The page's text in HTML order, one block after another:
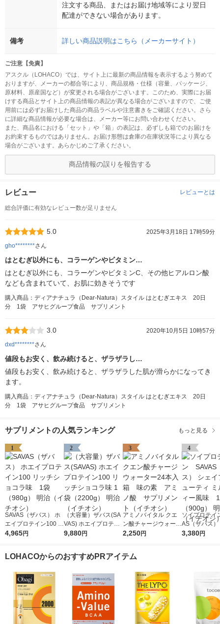
注文する商品、またはお届け地域等により翌日
配達ができない場合があります。
備考 詳しい商品説明はこちら（メーカーサイト）
ご注意【免責】
アスクル（LOHACO）では、サイト上に最新の商品情報を表示するよう努めて
おりますが、メーカーの都合等により、商品規格・仕様（容量、パッケージ、
原材料、原産国など）が変更される場合がございます。このため、実際にお届
けする商品とサイト上の商品情報の表記が異なる場合がございますので、ご使
用前には必ずお届けした商品の商品ラベルや注意書きをご確認ください。さら
に詳細な商品情報が必要な場合は、メーカー等にお問い合わせください。
また、商品名における「セット」や「箱」の表記は、必ずしも箱でのお届けを
お約束するものではありません。お届け形態は倉庫の在庫状況等により異なる
場合がございます。あらかじめご了承ください。
商品情報の誤りを報告する
レビュー レビューとは
総合評価に有効なレビュー数が足りません
5.0
2025年3月18日 17時59分
gho********さん
はとむぎ以外にも、コラーゲンやビタミン…
はとむぎ以外にも、コラーゲンやビタミンC、その他ヒアルロン酸
なども含まれていて、お肌に効きそうです
購入商品：ディアナチュラ（Dear-Natura）スタイル はとむぎエキス 20日
分 1袋 アサヒグループ食品 サプリメント
3.0
2020年10月5日 10時57分
dxd********さん
値段もお安く、飲み続けると、ザラザラし…
値段もお安く、飲み続けると、ザラザラした肌が滑らかになってき
ます。
購入商品：ディアナチュラ（Dear-Natura）スタイル はとむぎエキス 20日
分 1袋 アサヒグループ食品 サプリメント
サプリメントの人気ランキング もっと見る
1
SAVAS（ザバス） ホ
エイプロテイン100 リ
ッチショコラ味 1袋
4,965円
2
（大容量）ザバス(SA
VAS) ホエイプロテイ
ン100 リッチショコラ
9,880円
3
アミノバイタル クエ
ン酸チャージウォータ
ー24本入箱 味の
2,250円
4
ソイプロテ
AS（ザバス
プ＆ビューテ
3,380円
LOHACOからのおすすめPRアイテム